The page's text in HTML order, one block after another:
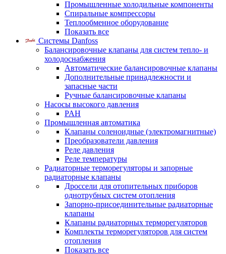
Промышленные холодильные компоненты
Спиральные компрессоры
Теплообменное оборудование
Показать все
Системы Danfoss
Балансировочные клапаны для систем тепло- и
холодоснабжения
Автоматические балансировочные клапаны
Дополнительные принадлежности и
запасные части
Ручные балансировочные клапаны
Насосы высокого давления
PAH
Промышленная автоматика
Клапаны соленоидные (электромагнитные)
Преобразователи давления
Реле давления
Реле температуры
Радиаторные терморегуляторы и запорные
радиаторные клапаны
Дроссели для отопительных приборов
однотрубных систем отопления
Запорно-присоединительные радиаторные
клапаны
Клапаны радиаторных терморегуляторов
Комплекты терморегуляторов для систем
отопления
Показать все